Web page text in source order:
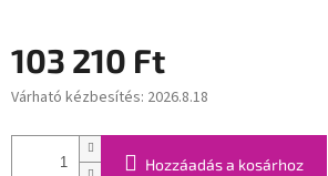
103 210 Ft
Egységár:
Várható kézbesítés: 2026.8.18
Hozzáadás a kosárhoz